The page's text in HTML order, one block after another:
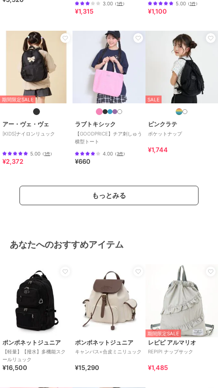
3.00 （1件）
¥1,315
ズ】【女の子】
5.00（1件）
¥1,100
期間限定SALE
アー・ヴェ・ヴェ
[KIDS]ナイロンリュック
5.00 （1件）
¥2,372
ラブトキシック
【GOODPRICE】チア刺しゅう
横型トート
4.00 （3件）
¥660
SALE
ピンクラテ
ポケットナップ
¥1,744
もっとみる
あなたへのおすすめアイテム
ポンポネットジュニア
【軽量】【撥水】多機能スク
ールリュック
¥16,500
ポンポネットジュニア
キャンバス×合皮ミニリュック
¥15,290
期間限定SALE
レピピ アルマリオ
REPIPI ナップサック
¥1,485